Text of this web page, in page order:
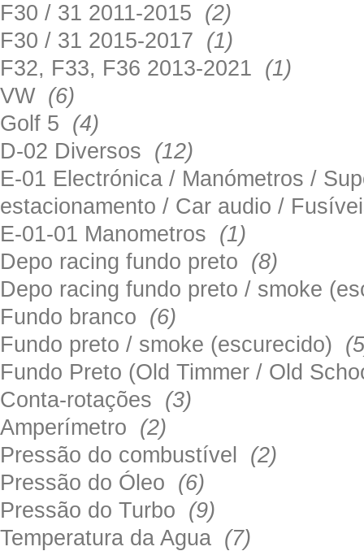
F30 / 31 2011-2015 (2)
F30 / 31 2015-2017 (1)
F32, F33, F36 2013-2021 (1)
VW (6)
Golf 5 (4)
D-02 Diversos (12)
E-01 Electrónica / Manómetros /
estacionamento / Car audio /
E-01-01 Manometros (1)
Depo racing fundo preto (8)
Depo racing fundo preto / smoke
Fundo branco (6)
Fundo preto / smoke (escurecido)
Fundo Preto (Old Timmer / Old
Conta-rotações (3)
Amperímetro (2)
Pressão do combustível (2)
Pressão do Óleo (6)
Pressão do Turbo (9)
Temperatura da Agua (7)